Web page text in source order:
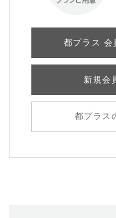
都プラス 会
新規会
都プラス